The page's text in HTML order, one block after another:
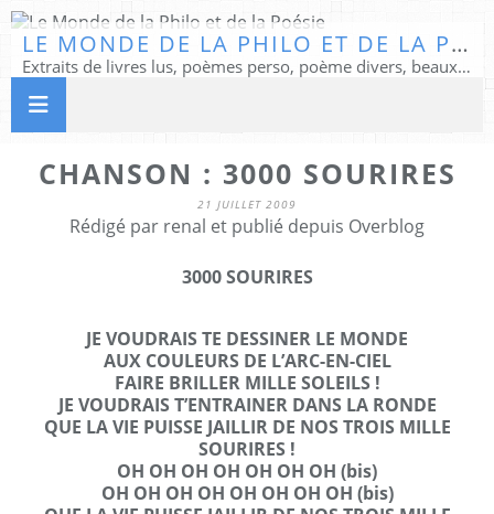
LE MONDE DE LA PHILO ET DE LA POÉSIE
Extraits de livres lus, poèmes perso, poème divers, beaux textes...
CHANSON : 3000 SOURIRES
21 JUILLET 2009
Rédigé par renal et publié depuis Overblog
3000 SOURIRES
JE VOUDRAIS TE DESSINER LE MONDE
AUX COULEURS DE L’ARC-EN-CIEL
FAIRE BRILLER MILLE SOLEILS !
JE VOUDRAIS T’ENTRAINER DANS LA RONDE
QUE LA VIE PUISSE JAILLIR DE NOS TROIS MILLE
SOURIRES !
OH OH OH OH OH OH OH (bis)
OH OH OH OH OH OH OH OH (bis)